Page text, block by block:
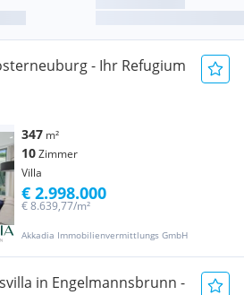
- Ihr Refugium
347 m²
10Zimmer
Villa
Akkadia Immobilienvermittlungs GmbH
€ 8.639,77/m²
€ 2.998.000
in Engelmannsbrunn -